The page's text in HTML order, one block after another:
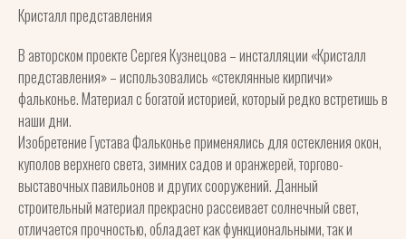
Кристалл представления
В авторском проекте Сергея Кузнецова – инсталляции «Кристалл
представления» – использовались «стеклянные кирпичи»
фальконье. Материал с богатой историей, который редко встретишь в
наши дни.
Изобретение Густава Фальконье применялись для остекления окон,
куполов верхнего света, зимних садов и оранжерей, торгово-
выставочных павильонов и других сооружений. Данный
строительный материал прекрасно рассеивает солнечный свет,
отличается прочностью, обладает как функциональными, так и